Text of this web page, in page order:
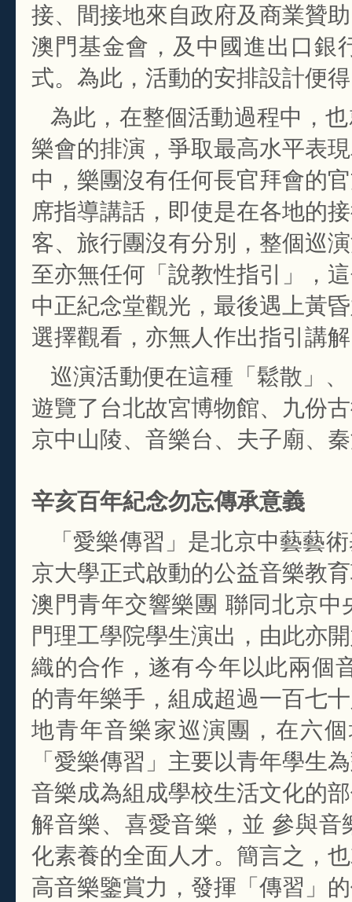
接、間接地來自政府及商業贊
澳門基金會，及中國進出口銀
式。為此，活動的安排設計便
為此，在整個活動過程中，
樂會的排演，爭取最高水平表
中，樂團沒有任何長官拜會的
席指導講話，即使是在各地的
客、旅行團沒有分別，整個巡
至亦無任何「說教性指引」，
中正紀念堂觀光，最後遇上黃
選擇觀看，亦無人作出指引講
巡演活動便在這種「鬆散」
遊覽了台北故宮博物館、九份
京中山陵、音樂台、夫子廟、
辛亥百年紀念勿忘傳承意義
「愛樂傳習」是北京中藝藝
京大學正式啟動的公益音樂教
澳門青年交響樂團 聯同北京
門理工學院學生演出，由此亦
織的合作，遂有今年以此兩個
的青年樂手，組成超過一百七
地青年音樂家巡演團，在六
「愛樂傳習」主要以青年學生
音樂成為組成學校生活文化的
解音樂、喜愛音樂，並 參與
化素養的全面人才。簡言之，
高音樂鑒賞力，發揮「傳習」